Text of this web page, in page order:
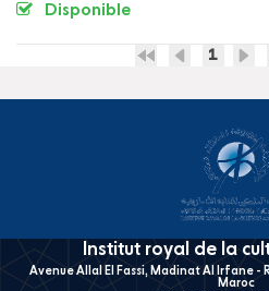
Disponible
1
Institut royal de la
Avenue Allal El Fassi, Madinat Al Irfane -
Maroc